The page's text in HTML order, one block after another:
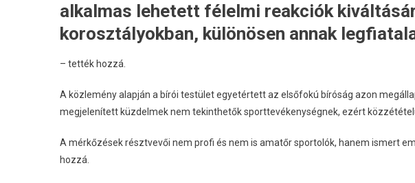
alkalmas lehetett félelmi reakciók
korosztályokban, különösen annak
– tették hozzá.
A közlemény alapján a bírói testület egyetértett az elsőfokú bíróság azon
megjelenített küzdelmek nem tekinthetők sporttevékenységnek, ezért
A mérkőzések résztvevői nem profi és nem is amatőr sportolók, hanem ismert
hozzá.